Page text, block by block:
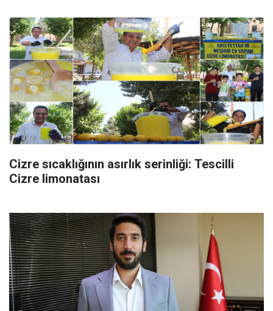
Cizre sıcaklığının asırlık serinliği: Tescilli
Cizre limonatası